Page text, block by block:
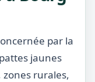
par la
jaunes
zones rurales,